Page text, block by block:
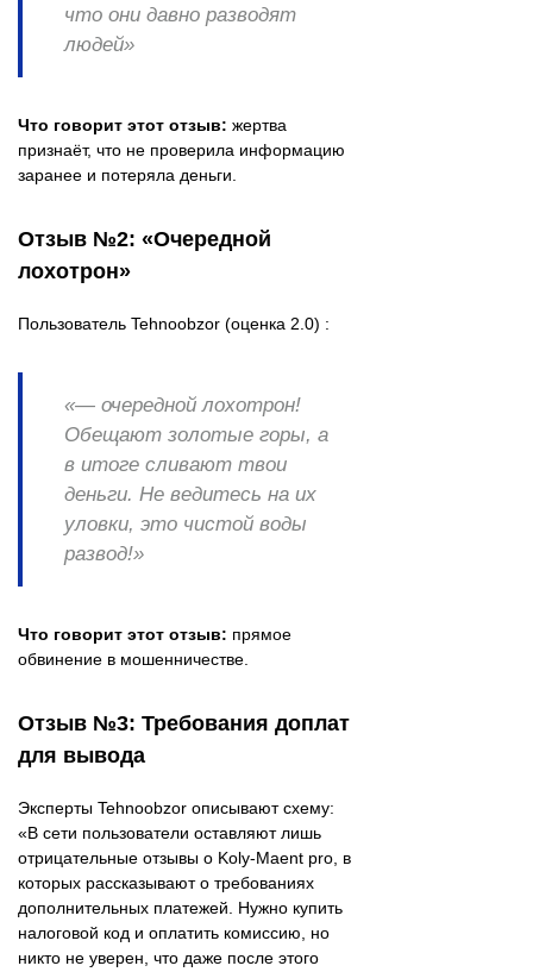
что они давно разводят
людей»
Что говорит этот отзыв: жертва
признаёт, что не проверила информацию
заранее и потеряла деньги.
Отзыв №2: «Очередной
лохотрон»
Пользователь Tehnoobzor (оценка 2.0) :
«— очередной лохотрон!
Обещают золотые горы, а
в итоге сливают твои
деньги. Не ведитесь на их
уловки, это чистой воды
развод!»
Что говорит этот отзыв: прямое
обвинение в мошенничестве.
Отзыв №3: Требования доплат
для вывода
Эксперты Tehnoobzor описывают схему:
«В сети пользователи оставляют лишь
отрицательные отзывы о Koly-Maent pro, в
которых рассказывают о требованиях
дополнительных платежей. Нужно купить
налоговой код и оплатить комиссию, но
никто не уверен, что даже после этого